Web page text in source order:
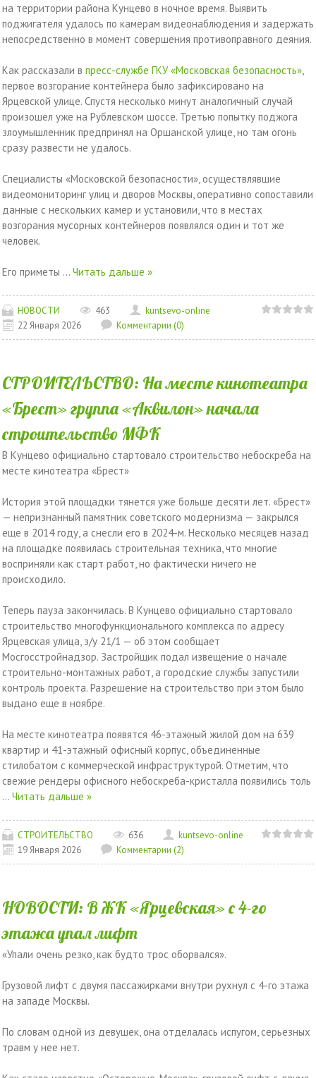
на территории района Кунцево в ночное время. Выявить
поджигателя удалось по камерам видеонаблюдения и задержать
непосредственно в момент совершения противоправного деяния.
Как рассказали в пресс-службе ГКУ «Московская безопасность»,
первое возгорание контейнера было зафиксировано на
Ярцевской улице. Спустя несколько минут аналогичный случай
произошел уже на Рублевском шоссе. Третью попытку поджога
злоумышленник предпринял на Оршанской улице, но там огонь
сразу развести не удалось.
Специалисты «Московской безопасности», осуществлявшие
видеомониторинг улиц и дворов Москвы, оперативно сопоставили
данные с нескольких камер и установили, что в местах
возгорания мусорных контейнеров появлялся один и тот же
человек.
Его приметы ... Читать дальше »
НОВОСТИ 463
kuntsevo-online
22 Января 2026
Комментарии (0)
СТРОИТЕЛЬСТВО: На месте кинотеатра
«Брест» группа «Аквилон» начала
строительство МФК
В Кунцево официально стартовало строительство небоскреба на
месте кинотеатра «Брест»
История этой площадки тянется уже больше десяти лет. «Брест»
— непризнанный памятник советского модернизма — закрылся
еще в 2014 году, а снесли его в 2024-м. Несколько месяцев назад
на площадке появилась строительная техника, что многие
восприняли как старт работ, но фактически ничего не
происходило.
Теперь пауза закончилась. В Кунцево официально стартовало
строительство многофункционального комплекса по адресу
Ярцевская улица, з/у 21/1 — об этом сообщает
Мосгосстройнадзор. Застройщик подал извещение о начале
строительно-монтажных работ, а городские службы запустили
контроль проекта. Разрешение на строительство при этом было
выдано еще в ноябре.
На месте кинотеатра появятся 46-этажный жилой дом на 639
квартир и 41-этажный офисный корпус, объединенные
стилобатом с коммерческой инфраструктурой. Отметим, что
свежие рендеры офисного небоскреба-кристалла появились толь
... Читать дальше »
СТРОИТЕЛЬСТВО 636
kuntsevo-online
19 Января 2026
Комментарии (2)
НОВОСТИ: В ЖК «Ярцевская» с 4-го
этажа упал лифт
«Упали очень резко, как будто трос оборвался».
Грузовой лифт с двумя пассажирками внутри рухнул с 4-го этажа
на западе Москвы.
По словам одной из девушек, она отделалась испугом, серьезных
травм у нее нет.